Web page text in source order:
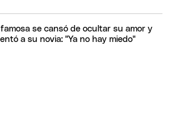
famosa se cansó de ocultar su amor y
a su novia: "Ya no hay miedo"